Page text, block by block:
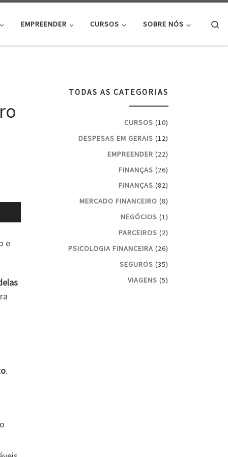
EMPREENDER CURSOS SOBRE NÓS
e
.
TODAS AS CATEGORIAS
CURSOS (10)
DESPESAS EM GERAIS (12)
EMPREENDER (22)
FINANÇAS (26)
FINANÇAS (82)
MERCADO FINANCEIRO (8)
NEGÓCIOS (1)
PARCEIROS (2)
PSICOLOGIA FINANCEIRA (26)
SEGUROS (35)
VIAGENS (5)